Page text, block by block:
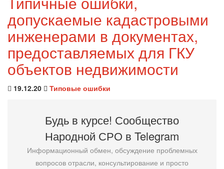
допускаемые кадастровыми
инженерами в документах,
предоставляемых для ГКУ
объектов недвижимости
19.12.20 Типовые ошибки
Будь в курсе! Сообщество
Народной СРО в Telegram
Информационный обмен, обсуждение проблемных
вопросов отрасли, консультирование и просто